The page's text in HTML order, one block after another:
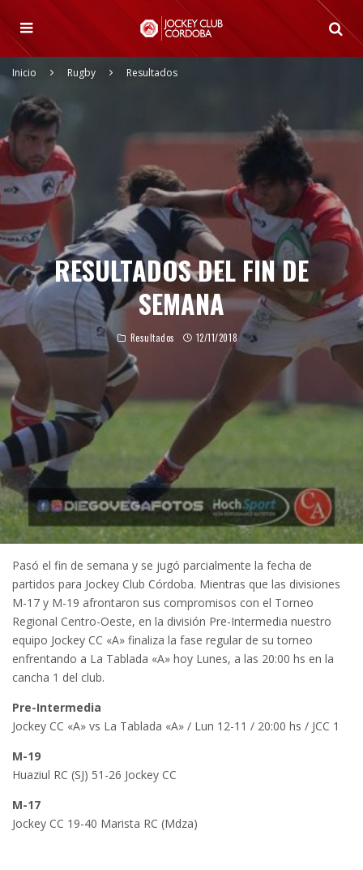
Inicio Rugby Resultados
RESULTADOS DEL FIN DE
SEMANA
Resultados 12/11/2018
Pasó el fin de semana y se jugó parcialmente la fecha de
partidos para Jockey Club Córdoba. Mientras que las divisiones
M-17 y M-19 afrontaron sus compromisos con el Torneo
Regional Centro-Oeste, en la división Pre-Intermedia nuestro
equipo Jockey CC «A» finaliza la fase regular de su torneo
enfrentando a La Tablada «A» hoy Lunes, a las 20:00 hs en la
cancha 1 del club.
Pre-Intermedia
Jockey CC «A» vs La Tablada «A» / Lun 12-11 / 20:00 hs / JCC 1
M-19
Huaziul RC (SJ) 51-26 Jockey CC
M-17
Jockey CC 19-40 Marista RC (Mdza)